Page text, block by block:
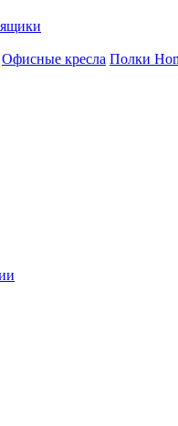
Офисные кресла Полки